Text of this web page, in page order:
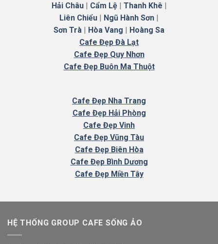
Hải Châu| Cẩm Lệ| Thanh Khê |
Liên Chiểu | Ngũ Hành Sơn |
Sơn Trà | Hòa Vang | Hoàng Sa
Cafe Đẹp Đà Lạt
Cafe Đẹp Quy Nhơn
Cafe Đẹp Buôn Ma Thuột
Cafe Đẹp Nha Trang
Cafe Đẹp Hải Phòng
Cafe Đẹp Vinh
Cafe Đẹp Vũng Tàu
Cafe Đẹp Biên Hòa
Cafe Đẹp Bình Dương
Cafe Đẹp Miền Tây
HỆ THỐNG GROUP CAFE SỐNG ẢO